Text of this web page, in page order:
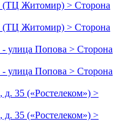
(ТЦ Житомир) > Сторона
(ТЦ Житомир) > Сторона
- улица Попова > Сторона
- улица Попова > Сторона
д. 35 («Ростелеком») >
д. 35 («Ростелеком») >